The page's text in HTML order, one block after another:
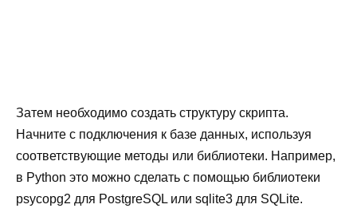
Затем необходимо создать структуру скрипта.
Начните с подключения к базе данных, используя
соответствующие методы или библиотеки. Например,
в Python это можно сделать с помощью библиотеки
psycopg2 для PostgreSQL или sqlite3 для SQLite.